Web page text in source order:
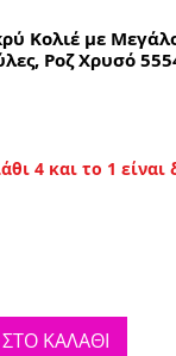
Κολιέ με
Ροζ Χρυσό
4 και το 1
ΚΑΛΑΘΙ